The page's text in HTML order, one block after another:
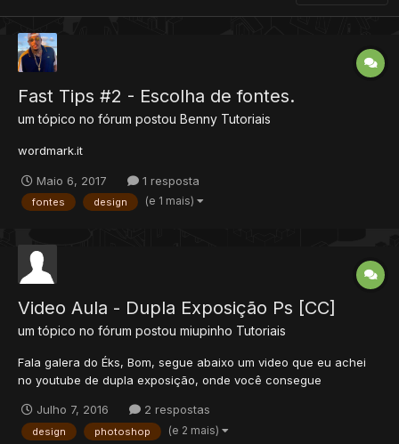
Fast Tips #2 - Escolha de fontes.
um tópico no fórum postou Benny Tutoriais
wordmark.it
Maio 6, 2017 1 resposta
fontes design (e 1 mais)
Video Aula - Dupla Exposição Ps [CC]
um tópico no fórum postou miupinho Tutoriais
Fala galera do Éks, Bom, segue abaixo um video que eu achei
no youtube de dupla exposição, onde você consegue
Confira abaixo e postem algum exemplo para vermos: ----------
-------------------------------------------------...
Julho 7, 2016 2 respostas
design photoshop (e 2 mais)